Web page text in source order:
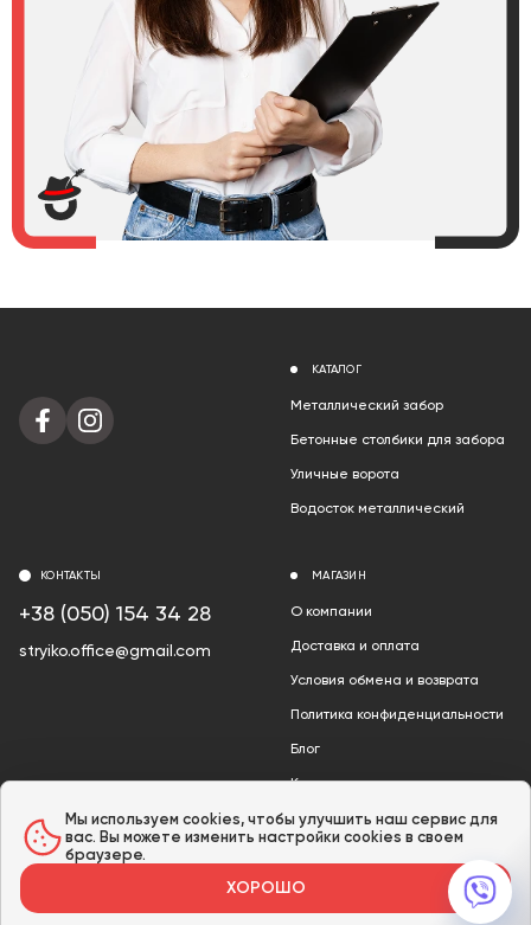
КАТАЛОГ
Металлический забор
Бетонные столбики для забора
Уличные ворота
Водосток металлический
МАГАЗИН
О компании
Доставка и оплата
Условия обмена и возврата
Политика конфиденциальности
Блог
Контакты
Акции
КОНТАКТЫ
+38 (050) 154 34 28
stryiko.office@gmail.com
Карта сайта
Розроблено в GTS AGENCY
Мы используем cookies, чтобы улучшить наш сервис для
вас. Вы можете изменить настройки cookies в своем
браузере.
ХОРОШО